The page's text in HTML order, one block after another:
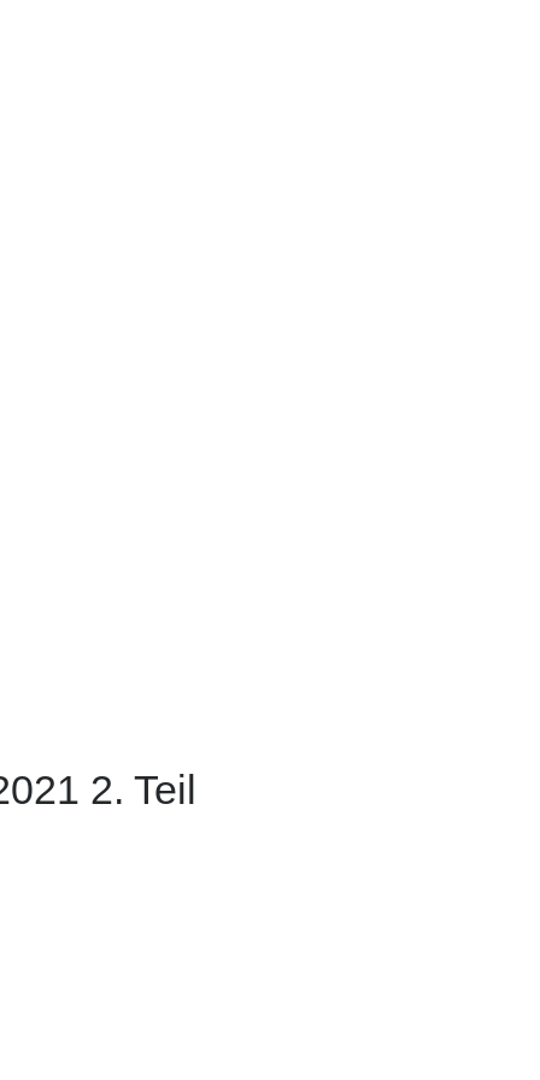
2. Teil